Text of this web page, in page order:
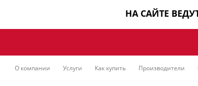
НА САЙТЕ
О компании Услуги Как купить Производители